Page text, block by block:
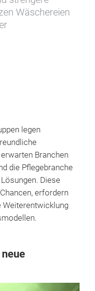
Wäschereien
legen
Branchen
die Pflegebranche
Diese
erfordern
Weiterentwicklung